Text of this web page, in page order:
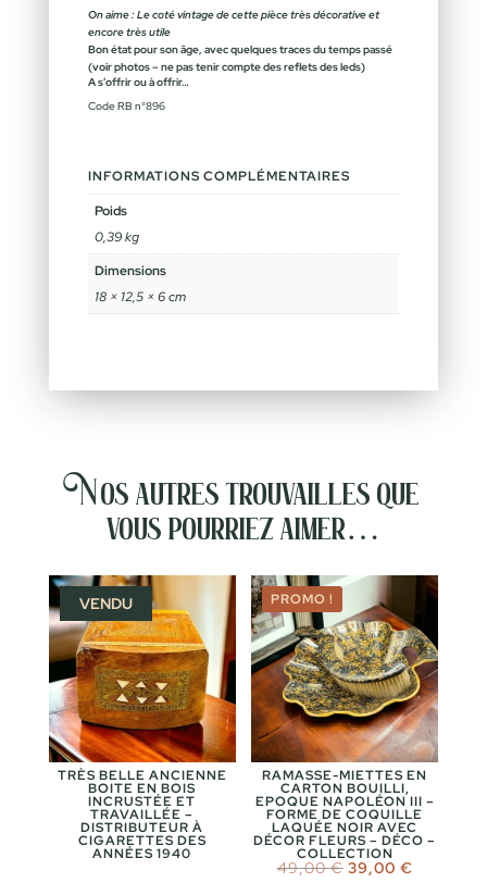
On aime : Le coté vintage de cette pièce très décorative et
encore très utile
Bon état pour son âge, avec quelques traces du temps passé
(voir photos – ne pas tenir compte des reflets des leds)
A s’offrir ou à offrir…
Code RB n°896
INFORMATIONS COMPLÉMENTAIRES
Poids
0,39 kg
Dimensions
18 × 12,5 × 6 cm
Nos autres trouvailles que
vous pourriez aimer…
VENDU
TRÈS BELLE ANCIENNE
BOITE EN BOIS
INCRUSTÉE ET
TRAVAILLÉE –
DISTRIBUTEUR À
CIGARETTES DES
ANNÉES 1940
PROMO !
RAMASSE-MIETTES EN
CARTON BOUILLI,
EPOQUE NAPOLÉON III –
FORME DE COQUILLE
LAQUÉE NOIR AVEC
DÉCOR FLEURS – DÉCO –
COLLECTION
49,00€ Le
prix
39,00 €Le